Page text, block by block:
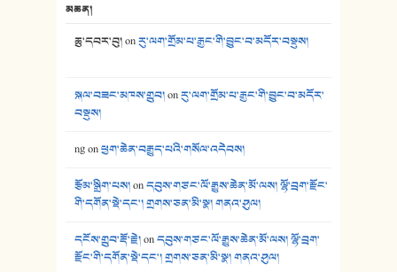
མཆན།
ཆུ་དབར་བུ།onརུ་ལག་གྲོམ་པ་རྒྱང་གི་བྱུང་བ་མདོར་བསྡུས།
སྐལ་བཟང་མཁས་གྲུབ།onརུ་ལག་གྲོམ་པ་རྒྱང་གི་བྱུང་བ་མདོར་
བསྡུས།
ngonཕྱག་ཆེན་བརྒྱུད་པའི་གསོལ་འདེབས།
རྩོམ་སྒྲིག་པས།onདབུས་གཙང་ལོ་རྒྱུས་ཆེན་མོ་ལས། ལྷོ་བྲག་རྫོང་
གི་དགོན་སྡེ་དང་། གྲགས་ཅན་མི་སྣ། གནའ་ཤུལ།
དངོས་གྲུབ་རྡོ་རྗེ།onདབུས་གཙང་ལོ་རྒྱུས་ཆེན་མོ་ལས། ལྷོ་བྲག་
རྫོང་གི་དགོན་སྡེ་དང་། གྲགས་ཅན་མི་སྣ། གནའ་ཤུལ།